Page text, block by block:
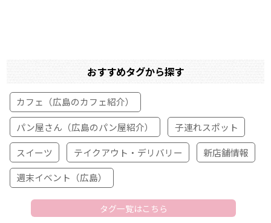
おすすめタグから探す
カフェ（広島のカフェ紹介）
パン屋さん（広島のパン屋紹介）
子連れスポット
スイーツ
テイクアウト・デリバリー
新店舗情報
週末イベント（広島）
タグ一覧はこちら